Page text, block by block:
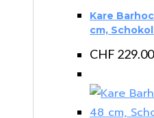
Kare
cm,
CHF 229.00